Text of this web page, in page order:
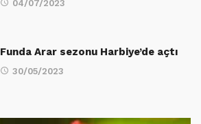
04/07/2023
Funda Arar sezonu Harbiye’de açtı
30/05/2023